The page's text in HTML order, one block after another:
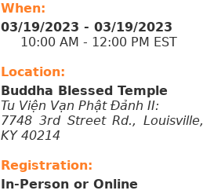
When:
03/19/2023 - 03/19/2023
10:00 AM - 12:00 PM EST
Location:
Buddha Blessed Temple
Tu Viện Vạn Phật Đảnh II:
7748 3rd Street Rd., Louisville,
KY 40214
Registration:
In-Person or Online